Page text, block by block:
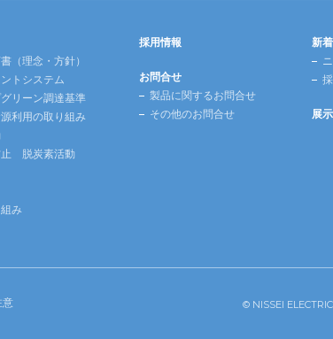
（理念・方針）
トシステム
リーン調達基準
利用の取り組み
止 脱炭素活動
み
採用情報
お問合せ
製品に関するお問合せ
その他のお問合せ
新
展
意 © NISSEI